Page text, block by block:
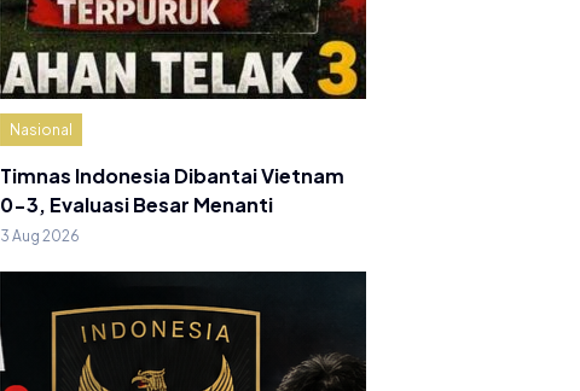
Nasional
Timnas Indonesia Dibantai Vietnam
0-3, Evaluasi Besar Menanti
3 Aug 2026